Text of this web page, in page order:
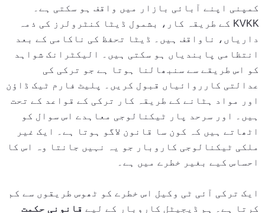
کمپنی اپنے آبائی بازار میں واقف ہو سکتی ہے۔
KVKK کے طریقہ کار، بشمول ڈیٹا کنٹرولرز کی ذمہ
داریاں، ناواقف ہیں۔ ڈیٹا تحفظ کی ناکامی کے بعد
انتظامی پابندیاں ہو سکتی ہیں۔ الیکٹرانک شواہد
کو اس طریقے سے سنبھالنا ہوتا ہے جو ترکی کی
عدالتی کارروائیاں قبول کریں۔ پلیٹ فارم ٹیک ڈاؤن
اور مواد ہٹانے کے طریقہ کار ترکی کے قواعد کے تحت
ہیں۔ اور سرحد پار ٹیکنالوجی معاہدے اس سوال کو
اٹھاتے ہیں کہ کون سا قانون لاگو ہوتا ہے۔ ایک غیر
ملکی ٹیکنالوجی کاروبار جو یہ نہیں جانتا وہ اس کا
احساس کیے بغیر خطرے میں ہے۔
ایک ترکی آئی ٹی وکیل اس خطرے کو ٹھوس طریقوں سے کم
کرتا ہے۔ ہم ڈیجیٹل کاروبار کے لیے قانونی حکمت